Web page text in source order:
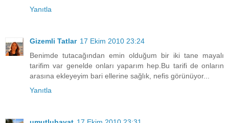
Yanıtla
Gizemli Tatlar 17 Ekim 2010 23:24
Benimde tutacağından emin olduğum bir iki tane mayalı
tarifim var genelde onları yaparım hep.Bu tarifi de onların
arasına ekleyeyim bari ellerine sağlık, nefis görünüyor...
Yanıtla